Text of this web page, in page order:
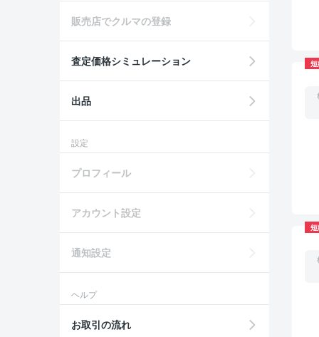
販売店でクルマの登録
査定価格シミュレーション
出品
設定
プロフィール
アカウント設定
通知設定
ヘルプ
お取引の流れ